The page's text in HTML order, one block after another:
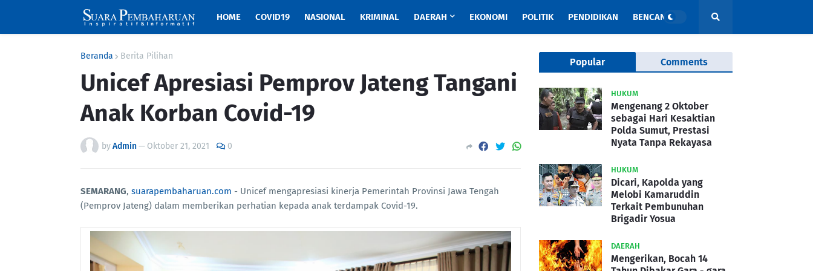
HOME COVID19 NASIONAL KRIMINAL DAERAH EKONOMI POLITIK PENDIDIKAN BENCANA
Beranda Berita Pilihan
Unicef Apresiasi Pemprov Jateng Tangani
Anak Korban Covid-19
byAdmin— Oktober 21, 2021 0
SEMARANG, suarapembaharuan.com - Unicef mengapresiasi kinerja Pemerintah Provinsi Jawa Tengah
(Pemprov Jateng) dalam memberikan perhatian kepada anak terdampak Covid-19.
Popular Comments
HUKUM
Mengenang 2 Oktober
sebagai Hari Kesaktian
Polda Sumut, Prestasi
Nyata Tanpa Rekayasa
HUKUM
Dicari, Kapolda yang
Melobi Kamaruddin
Terkait Pembunuhan
Brigadir Yosua
DAERAH
Mengerikan, Bocah 14